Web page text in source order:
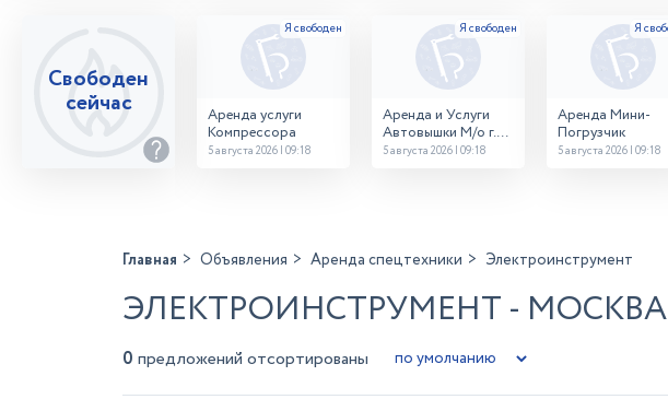
Свободен
сейчас
Аренда услуги
Компрессора
5 августа 2026 | 09:18
Аренда и Услуги
Автовышки М/о г.
Домодедово
5 августа 2026 | 09:18
Аренда Мини-
Погрузчик
5 августа 2026 | 09:18
Главная Объявления Аренда спецтехники Электроинструмент
ЭЛЕКТРОИНСТРУМЕНТ - МОСКВА
0 предложений отсортированы